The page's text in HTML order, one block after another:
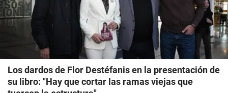
Los dardos de Flor Destéfanis en la presentación de
su libro: "Hay que cortar las ramas viejas que